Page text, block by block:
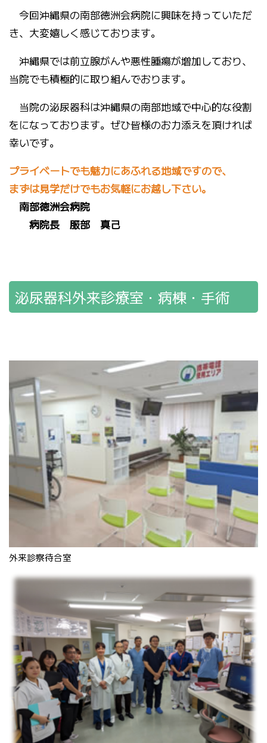
今回沖縄県の南部徳洲会病院に興味を持っていただ
き、大変嬉しく感じております。
沖縄県では前立腺がんや悪性腫瘍が増加しており、
当院でも積極的に取り組んでおります。
当院の泌尿器科は沖縄県の南部地域で中心的な役割
をになっております。ぜひ皆様のお力添えを頂ければ
幸いです。
プライベートでも魅力にあふれる地域ですので、
まずは見学だけでもお気軽にお越し下さい。
南部徳洲会病院
病院長 服部 真己
泌尿器科外来診療室・病棟・手術
外来診察待合室